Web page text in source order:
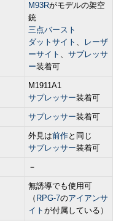
M93Rがモデルの架空
銃
三点バースト
ダットサイト 、
レーザ
ーサイト 、 サプレッサ
ー装着可
M1911A1
サプレッサー装着可
サプレッサー装着可
外見は前作と同じ
サプレッサー装着可
－
無誘導でも使用可
（ RPG-7のアイアンサ
イト が付属している）